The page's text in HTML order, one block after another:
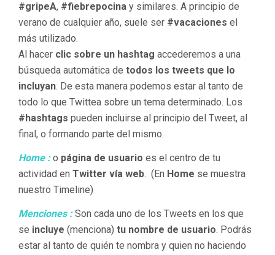
#gripeA, #fiebrepocina y similares. A principio de
verano de cualquier año, suele ser #vacaciones el
más utilizado.
Al hacer clic sobre un hashtag accederemos a una
búsqueda automática de todos los tweets que lo
incluyan. De esta manera podemos estar al tanto de
todo lo que Twittea sobre un tema determinado. Los
#hashtags pueden incluirse al principio del Tweet, al
final, o formando parte del mismo.
Home : o página de usuario es el centro de tu
actividad en Twitter vía web. (En Home se muestra
nuestro Timeline)
Menciones : Son cada uno de los Tweets en los que
se incluye (menciona) tu nombre de usuario. Podrás
estar al tanto de quién te nombra y quien no haciendo